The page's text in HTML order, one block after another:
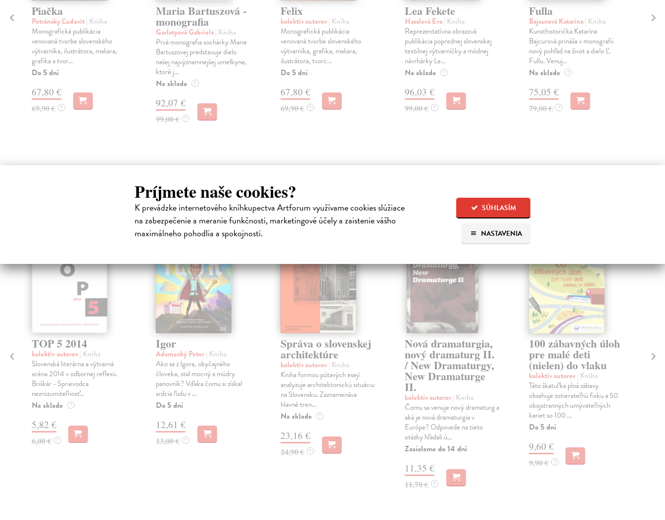
Príjmete naše cookies?
K prevádzke internetového kníhkupectva Artforum využívame cookies slúžiace
na zabezpečenie a meranie funkčnosti, marketingové účely a zaistenie vášho
maximálneho pohodlia a spokojnosti.
SÚHLASÍM
NASTAVENIA
Piačka
Petránsky Ľudovít| Kniha
Monografická publikácia
venovaná tvorbe slovenského
výtvarníka, ilustrátora, maliara,
grafika a tvor...
Do 5 dní
67,80 €
69,90 € ?
Maria Bartuszová -
monografia
Garlatyová Gabriela| Kniha
Prvá monografia sochárky Marie
Bartuszovej predstavuje dielo
našej najvýznamnejšej umelkyne,
ktoré j...
Na sklade ?
92,07 €
99,00 € ?
Felix
kolektív autorov| Kniha
Monografická publikácia
venovaná tvorbe slovenského
výtvarníka, grafika, maliara,
ilustrátora, tvorc...
Do 5 dní
67,80 €
69,90 € ?
Lea Fekete
Hasalová Eva| Kniha
Reprezentatívna obrazová
publikácia poprednej slovenskej
textilnej výtvarníčky a módnej
návrhárky Le...
Na sklade ?
96,03 €
99,00 € ?
Fulla
Bajcurová Katarína| Kniha
Kunsthistorička Katarína
Bajcurová prináša v monografii
nový pohľad na život a dielo Ľ.
Fullu. Venuj...
Na sklade ?
75,05 €
79,00 € ?
Čitatelia s podobným vkusom si kúpili aj:
na sklade
TOP 5 2014
kolektív autorov| Kniha
Slovenská literárna a výtvarná
scéna 2014 v odbornej reflexii.
Briškár - Sprievodca
nezrozumiteľnosť...
Na sklade ?
5,82 €
6,00 € ?
Igor
Adamecký Peter| Kniha
Ako sa z Igora, obyčajného
človeka, stal mocný a múdry
panovník? Vďaka čomu si získal
srdcia ľudu v ...
Do 5 dní
12,61 €
13,00 € ?
Správa o slovenskej
architektúre
kolektív autorov| Kniha
Kniha formou pútavých esejí
analyzuje architektonickú situáciu
na Slovensku. Zaznamenáva
hlavné tren...
Na sklade ?
23,16 €
24,90 € ?
Nová dramaturgia,
nový dramaturg II.
/ New Dramaturgy,
New Dramaturge
II.
kolektív autorov| Kniha
Čomu sa venuje nový dramaturg a
aká je nová dramaturgia v
Európe? Odpovede na tieto
otázky hľadali ú...
Zasielame do 14 dní
11,35 €
11,70 € ?
100 zábavných úloh
pre malé deti
(nielen) do vlaku
kolektív autorov| Kniha
Táto škatuľka plná zábavy
obsahuje zotierateľnú fixku a 50
obojstranných umývateľných
kariet so 100 ...
Do 5 dní
9,60 €
9,90 € ?